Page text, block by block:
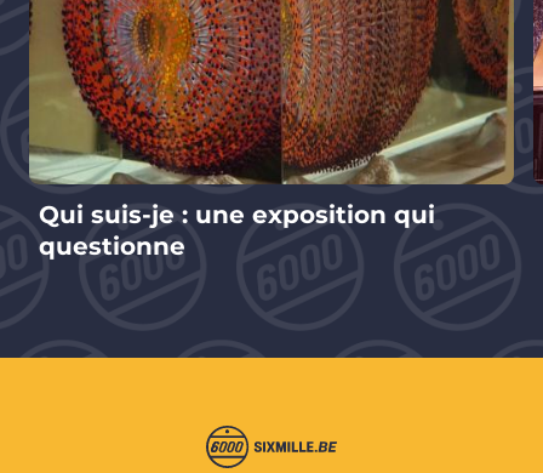
Qui suis-je : une exposition qui
questionne